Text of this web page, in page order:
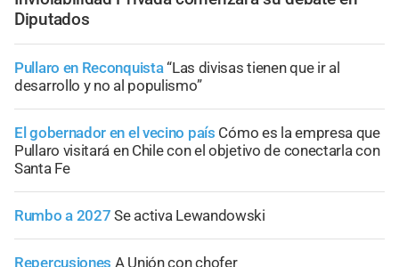
Diputados
Pullaro en Reconquista“Las divisas tienen que ir al
desarrollo y no al populismo”
El gobernador en el vecino país Cómo es la empresa que
Pullaro visitará en Chile con el objetivo de conectarla con
Santa Fe
Rumbo a 2027 Se activa Lewandowski
Repercusiones A Unión con chofer